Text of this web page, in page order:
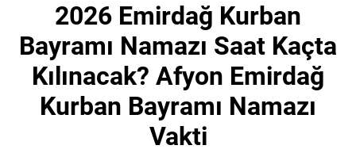
2026 Emirdağ Kurban
Bayramı Namazı Saat Kaçta
Kılınacak? Afyon Emirdağ
Kurban Bayramı Namazı
Vakti